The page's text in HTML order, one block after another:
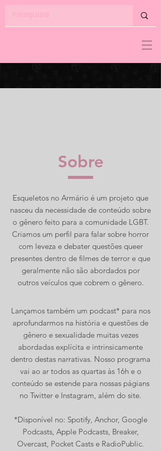
Esqueletos no Armário é um projeto que
nasceu da necessidade de conteúdo sobre
o gênero feito para a comunidade LGBT.
Criamos um perfil para falar sobre horror
com leveza e debater questões queer
presentes dentro de filmes de terror e que
geralmente não são abordados por
outros veículos que cobrem o gênero.
Lançamos também um podcast* para nos
aprofundarmos na história e questões de
gênero e sexualidade muitas vezes
abordadas explícita e intrinsicamente
dentro destas narrativas. Nosso programa
vai ao ar todos as quartas às 16h e o
conteúdo se estende para nossas págians
no Twitter e Instagram, além do site.
*Disponível no: Spotify, Anchor, Google
Podcasts, Apple Podcasts, Breaker,
Overcast, Pocket Casts e RadioPublic.
Sobre